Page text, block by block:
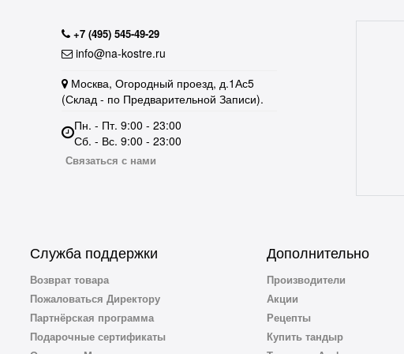
+7 (495) 545-49-29
info@na-kostre.ru
Москва, Огородный проезд, д.1Ас5
(Склад - по Предварительной Записи).
Пн. - Пт. 9:00 - 23:00
Сб. - Вс. 9:00 - 23:00
Связаться с нами
Служба поддержки
Возврат товара
Пожаловаться Директору
Партнёрская программа
Подарочные сертификаты
Дополнительно
Производители
Акции
Рецепты
Купить тандыр